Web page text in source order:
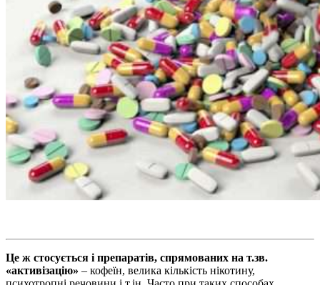
Це ж стосується і препаратів, спрямованих на т.зв.
«активізацію» – кофеїн, велика кількість нікотину,